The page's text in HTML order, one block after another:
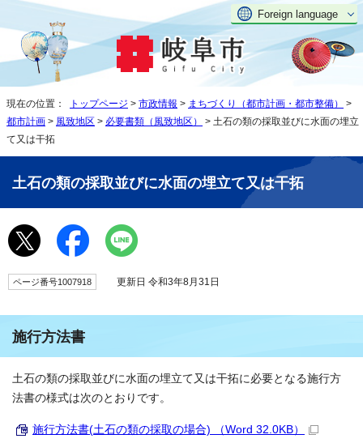
Foreign language
現在の位置： トップページ > 市政情報 > まちづくり（都市計画・都市整備）
>
都市計画 > 風致地区 > 必要書類（風致地区）
> 土石の類の採取並びに水面の埋立
て又は干拓
土石の類の採取並びに水面の埋立て又は干拓
ページ番号1007918 更新日 令和3年8月31日
施行方法書
土石の類の採取並びに水面の埋立て又は干拓に必要となる施行方
法書の様式は次のとおりです。
施行方法書(土石の類の採取の場合) （Word 32.0KB）